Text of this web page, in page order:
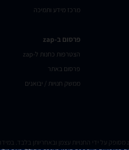
מרכז מידע ותמיכה
פרסום ב-zap
הצטרפות כחנות ל-zap
פרסום באתר
ממשק חנויות / יבואנים